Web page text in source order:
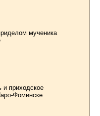
мученика
и приходское
Фоминске